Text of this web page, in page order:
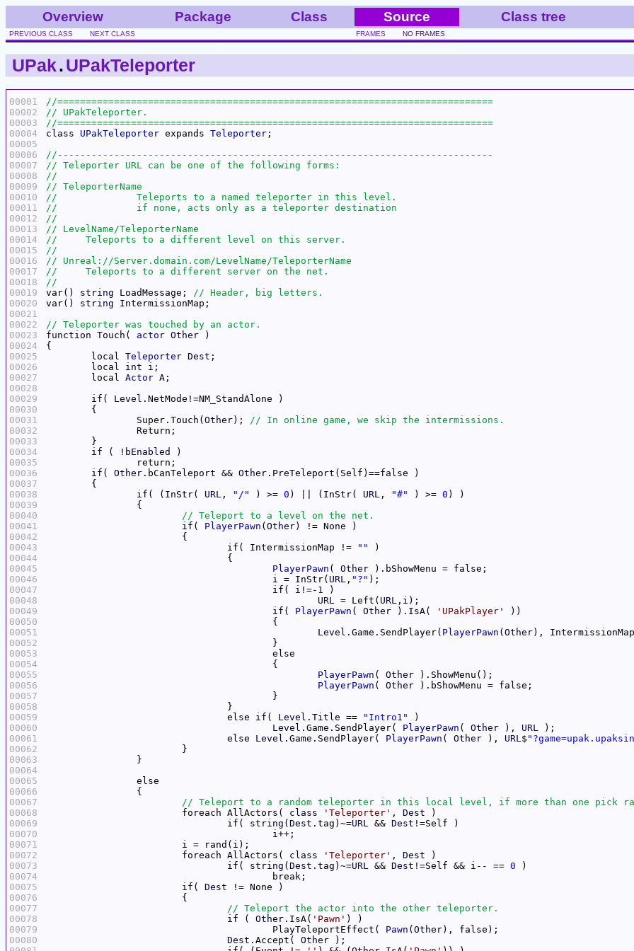
Overview Package Class Source Class tree
PREVIOUS CLASS NEXT CLASS FRAMES NO FRAMES
UPak.UPakTeleporter
00001
00002
00003
00004
00005
00006
00007
00008
00009
00010
00011
00012
00013
00014
00015
00016
00017
00018
00019
00020
00021
00022
00023
00024
00025
00026
00027
00028
00029
00030
00031
00032
00033
00034
00035
00036
00037
00038
00039
00040
00041
00042
00043
00044
00045
00046
00047
00048
00049
00050
00051
00052
00053
00054
00055
00056
00057
00058
00059
00060
00061
00062
00063
00064
00065
00066
00067
00068
00069
00070
00071
00072
00073
00074
00075
00076
00077
00078
00079
00080
class
UPakTeleporter expands Teleporter
var() string LoadMessage;
var() string
function Touch( actor Other
	local
Teleporter Dest
	local
int i
	local
Actor A
	if(
Level
		Super.Touch(
Other);
	if ( !
bEnabled
	if(
Other .bCanTeleport && Other
		if( (InStr(
URL , "/" ) >= 0 ) || (InStr( URL , "#" ) >= 0
			if(
PlayerPawn ( Other
				if( IntermissionMap !=
""
PlayerPawn ( Other
i
= InStr( URL , "?"
					if(
i !=- 1
URL
= Left( URL , i
					if(
PlayerPawn ( Other ).IsA( 'UPakPlayer'
Level .Game.SendPlayer( PlayerPawn ( Other),
PlayerPawn ( Other
PlayerPawn ( Other
				else if(
Level .Title == "Intro1"
Level .Game.SendPlayer( PlayerPawn ( Other ), URL
				else
Level .Game.SendPlayer( PlayerPawn ( Other ), URL $
			foreach AllActors(
class 'Teleporter' , Dest
				if(
string ( Dest .tag)~=URL && Dest
i
i
= rand( i
			foreach AllActors(
class 'Teleporter' , Dest
				if(
string ( Dest .tag)~=URL && Dest !=Self && i -- == 0
			if(
Dest
				if (
Other .IsA( 'Pawn'
					PlayTeleportEffect(
Pawn ( Other
Dest .Accept( Other